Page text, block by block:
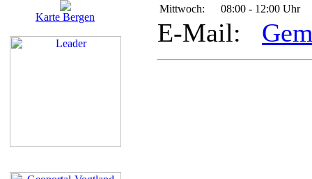
Karte Bergen
Mittwoch:
08:00 - 12:00 Uhr
E-Mail: